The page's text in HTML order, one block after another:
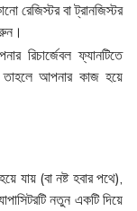
রেজিস্টর বা ট্রানজিস্টর
রিচার্জেবল ফ্যানটিতে
আপনার কাজ হয়ে
যায় (বা নষ্ট হবার পথে),
নতুন একটি দিয়ে